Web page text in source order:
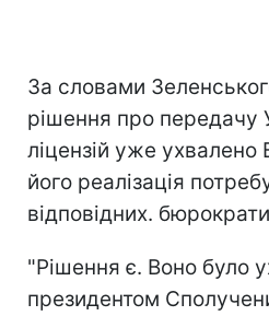
За словами
рішення про передачу
ліцензій уже
його реалізація
відповідних.
"Рішення є. Воно було
президентом